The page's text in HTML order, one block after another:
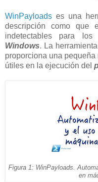
WinPayloads es una
descripción como que
indetectables para los
Windows. La
proporciona una
útiles en la ejecución del
Figura 1: WinPayloads.
en